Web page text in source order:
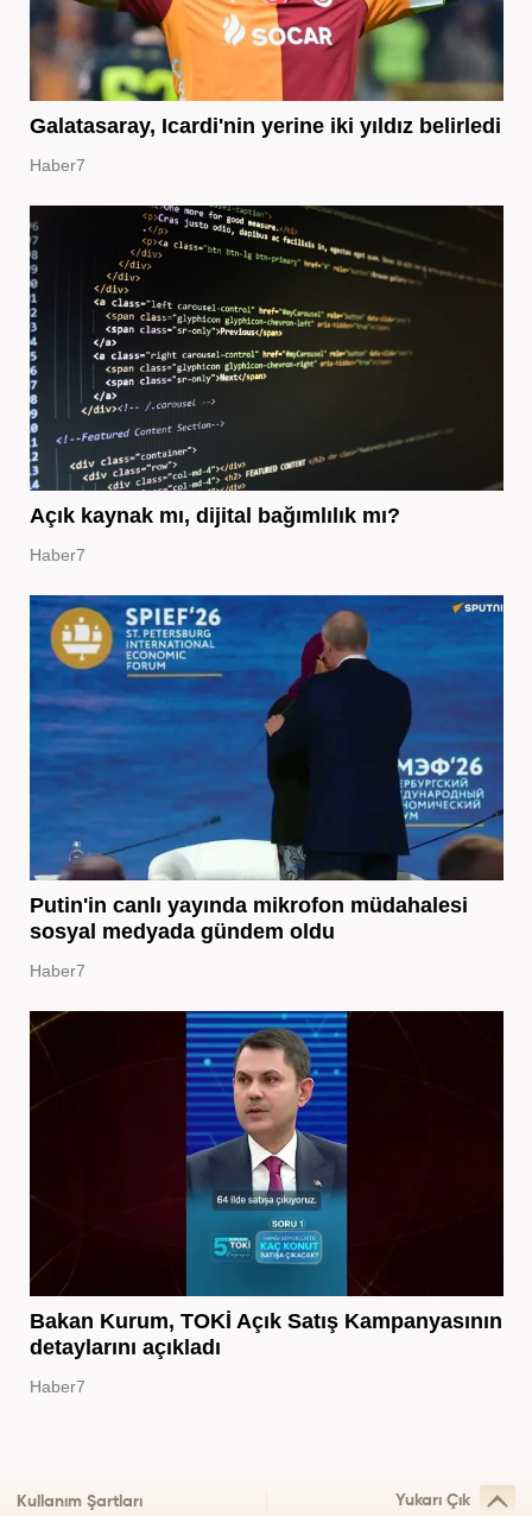
Galatasaray, Icardi'nin yerine iki yıldız belirledi
Haber7
Açık kaynak mı, dijital bağımlılık mı?
Haber7
Putin'in canlı yayında mikrofon müdahalesi
sosyal medyada gündem oldu
Haber7
Bakan Kurum, TOKİ Açık Satış Kampanyasının
detaylarını açıkladı
Haber7
Kullanım Şartları Yukarı Çık